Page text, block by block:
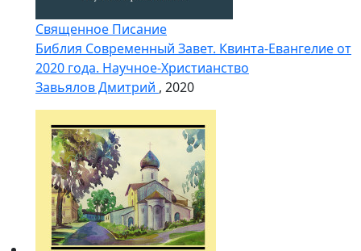
Священное Писание
Библия Современный Завет. Квинта-Евангелие от
2020 года. Научное-Христианство
Завьялов Дмитрий , 2020